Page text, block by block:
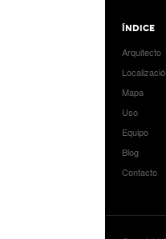
ÍNDICE
Arquitecto
Mapa
Uso
Equipo
Blog
Contacto